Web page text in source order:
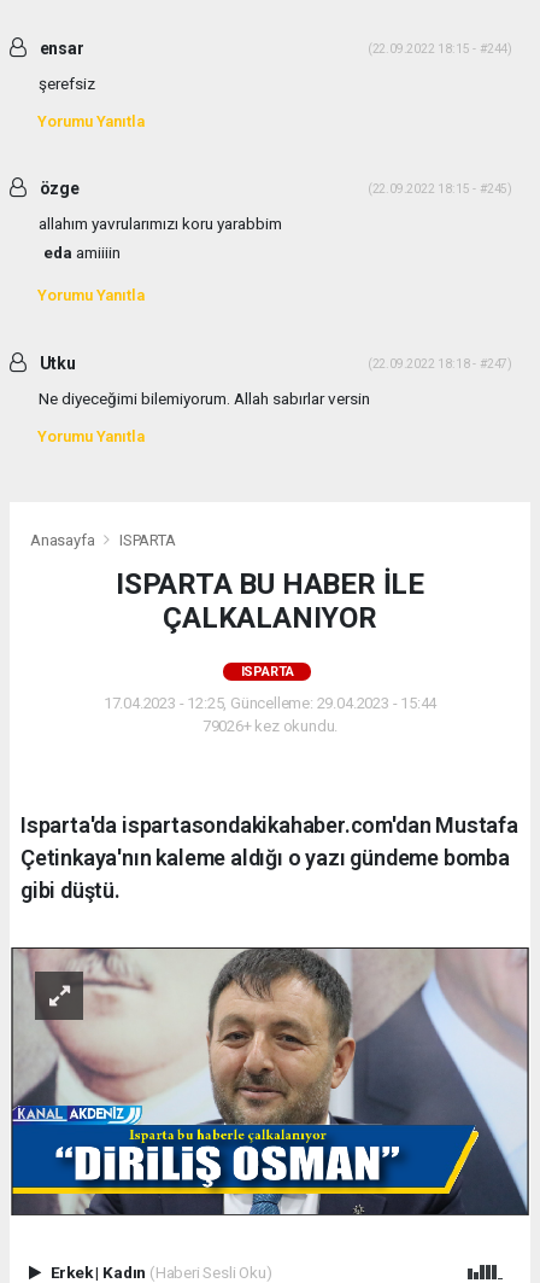
ensar (22.09.2022 18:15 - #244)
şerefsiz
Yorumu Yanıtla
özge (22.09.2022 18:15 - #245)
allahım yavrularımızı koru yarabbim
eda amiiiin
Yorumu Yanıtla
Utku (22.09.2022 18:18 - #247)
Ne diyeceğimi bilemiyorum. Allah sabırlar versin
Yorumu Yanıtla
Anasayfa ISPARTA
ISPARTA BU HABER İLE
ÇALKALANIYOR
ISPARTA
17.04.2023 - 12:25, Güncelleme: 29.04.2023 - 15:44
79026+ kez okundu.
Isparta'da ispartasondakikahaber.com'dan Mustafa
Çetinkaya'nın kaleme aldığı o yazı gündeme bomba
gibi düştü.
Erkek| Kadın (Haberi Sesli Oku)